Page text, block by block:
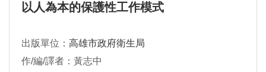
以人為本的保護性工作模式
出版單位： 高雄市政府衛生局
作/編/譯者：黃志中